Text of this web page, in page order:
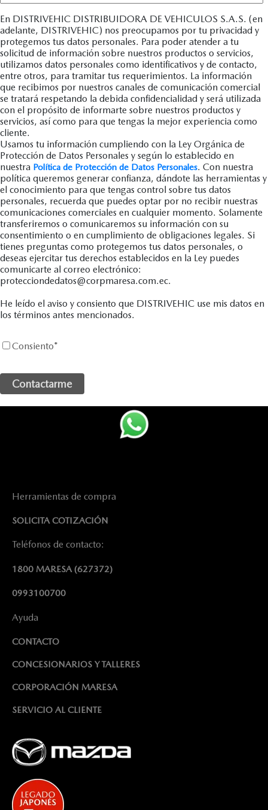
En DISTRIVEHIC DISTRIBUIDORA DE VEHICULOS S.A.S. (en
adelante, DISTRIVEHIC) nos preocupamos por tu privacidad y
protegemos tus datos personales. Para poder atender a tu
solicitud de información sobre nuestros productos o servicios,
utilizamos datos personales como identificativos y de contacto,
entre otros, para tramitar tus requerimientos. La información
que recibimos por nuestros canales de comunicación comercial
se tratará respetando la debida confidencialidad y será utilizada
con el propósito de informarte sobre nuestros productos y
servicios, así como para que tengas la mejor experiencia como
cliente.
Usamos tu información cumpliendo con la Ley Orgánica de
Protección de Datos Personales y según lo establecido en
nuestra Política de Protección de Datos Personales. Con nuestra
política queremos generar confianza, dándote las herramientas y
el conocimiento para que tengas control sobre tus datos
personales, recuerda que puedes optar por no recibir nuestras
comunicaciones comerciales en cualquier momento. Solamente
transferiremos o comunicaremos su información con su
consentimiento o en cumplimiento de obligaciones legales. Si
tienes preguntas como protegemos tus datos personales, o
deseas ejercitar tus derechos establecidos en la Ley puedes
comunicarte al correo electrónico:
protecciondedatos@corpmaresa.com.ec.
He leído el aviso y consiento que DISTRIVEHIC use mis datos en
los términos antes mencionados.
Consiento*
Herramientas de compra
SOLICITA COTIZACIÓN
Teléfonos de contacto:
1800 MARESA(627372)
0993100700
Ayuda
CONTACTO
CONCESIONARIOS Y TALLERES
CORPORACIÓN MARESA
SERVICIO AL CLIENTE